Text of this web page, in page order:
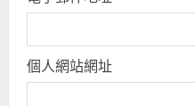
個人網站網址